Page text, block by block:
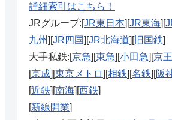
詳細索引はこちら！
JRグループ:[JR東日本][JR東海][
九州][JR四国][JR北海道][旧国鉄]
大手私鉄:[京急][東急][小田急][京王
[京成][東京メトロ][相鉄][名鉄][阪
[近鉄][南海][西鉄]
[新線開業]